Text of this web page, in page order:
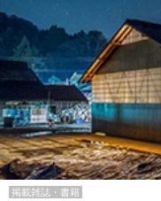
掲載雑誌・書籍